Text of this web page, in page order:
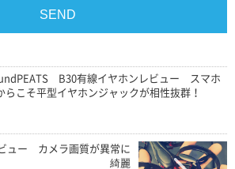
B30有線イヤホンレビュー スマホ
らこそ平型イヤホンジャックが相性抜群！
ュー カメラ画質が異常に
綺麗